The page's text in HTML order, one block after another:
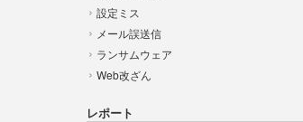
設定ミス
メール誤送信
ランサムウェア
Web改ざん
レポート